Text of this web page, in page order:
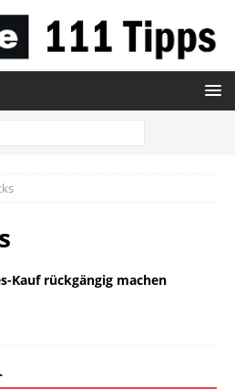
Kauf rückgängig machen